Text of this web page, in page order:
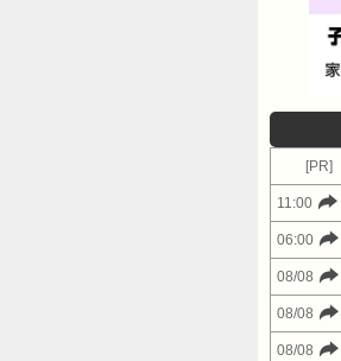
[PR]
11:00
06:00
08/08
08/08
08/08